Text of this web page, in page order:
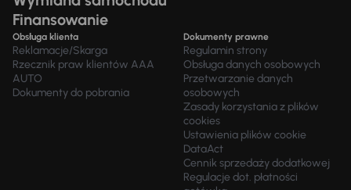
Finansowanie
Obsługa klienta
Reklamacje/Skarga
Rzecznik praw klientów AAA
AUTO
Dokumenty do pobrania
Dokumenty prawne
Regulamin strony
Obsługa danych osobowych
Przetwarzanie danych
osobowych
Zasady korzystania z plików
cookies
Ustawienia plików cookie
DataAct
Cennik sprzedaży dodatkowej
Regulacje dot. płatności